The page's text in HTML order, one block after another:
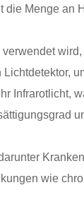
Menge an
Infrarotlicht,
wie